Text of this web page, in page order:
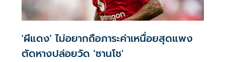
'ผีแดง' ไม่อยากถือภาระค่าเหนื่อยสุดแพง
ตัดหางปล่อยวัด 'ซานโช'